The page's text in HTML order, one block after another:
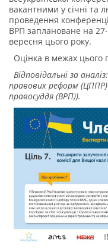
вакантними у січні та
проведення
ВРП заплановане на 27-
вересня цього року.
Оцінка в межах цього
Відповідальні за
правових реформ
правосуддя (ВРП)).